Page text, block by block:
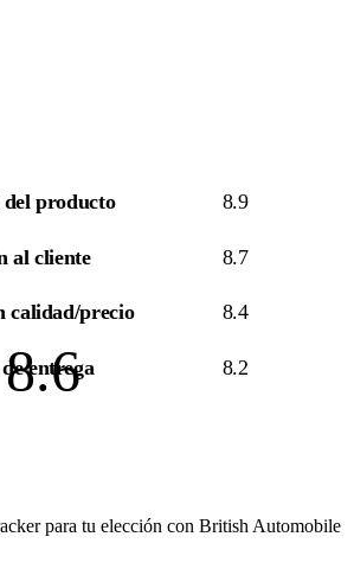
8.6
producto 8.9
al cliente 8.7
calidad/precio 8.4
entrega 8.2
para tu elección con British Automobile